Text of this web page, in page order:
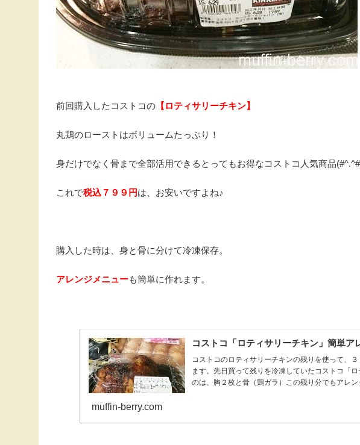
前回購入したコストコの 【ロティサリーチキン】
丸鶏のローストはボリュームたっぷり！
身だけでなく骨まで全部活用できるとってもお得なコストコ人気商品
これで税込７９９円は、お安いですよね♪
購入した時は、身と骨に分けて冷凍保存。
アレンジメニューも簡単に作れます。
コストコ「ロティサリーチキン」簡単ア
コストコのロティサリーチキンの残りを使って、
ます。先日買って残りを冷凍していたコストコ「
のは、胸２枚と骨（鶏ガラ）この残り分でもアレ
muffin-berry.com